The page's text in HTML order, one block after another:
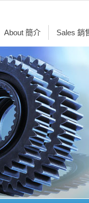
About 簡介 Sales 銷